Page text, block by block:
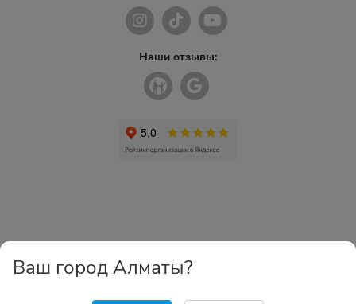
Наши отзывы:
Ваш город Алматы?